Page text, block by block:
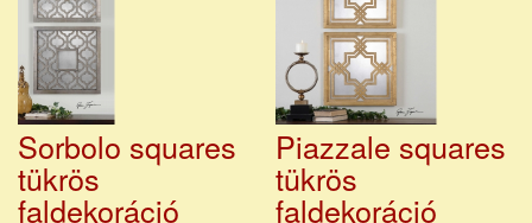
Sorbolo squares
tükrös
faldekoráció
Piazzale squares
tükrös
faldekoráció